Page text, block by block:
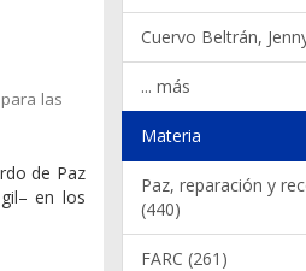
las
de Paz
en los
Cuervo Beltrán,
... más
Materia
Paz, reparación y
(440)
FARC (261)